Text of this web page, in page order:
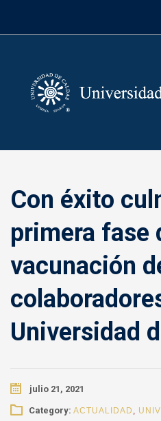
Con éxito
primera fase
vacunación
Universidad
julio 21, 2021
Category: ACTUALIDAD ,